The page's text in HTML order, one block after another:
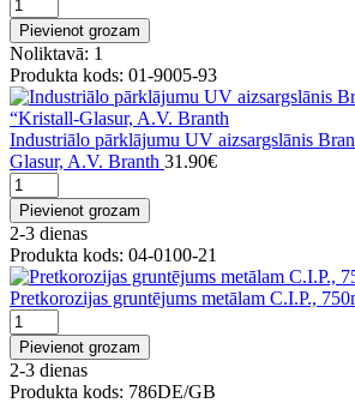
Pievienot grozam
Noliktavā: 1
Produkta kods: 01-9005-93
Industriālo pārklājumu UV aizsargslānis
Glasur, A.V. Branth 31.90€
Pievienot grozam
2-3 dienas
Produkta kods: 04-0100-21
Pretkorozijas gruntējums metālam C.I.P.,
Pievienot grozam
2-3 dienas
Produkta kods: 786DE/GB